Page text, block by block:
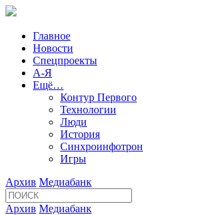
Главное
Новости
Спецпроекты
А-Я
Ещё…
Контур Первого
Технологии
Люди
История
Синхроинфотрон
Игры
Архив Медиабанк
Архив Медиабанк